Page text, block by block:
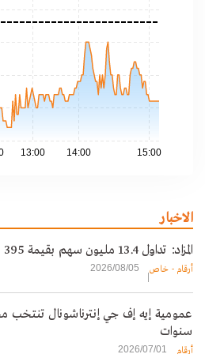
13:00 14:00 15:00
الاخبار
المزاد: تداول 13.4 مليون سهم بقيمة 395 مليون ريال
أرقام - خاص 2026/08/05
سنوات
أرقام 2026/07/01